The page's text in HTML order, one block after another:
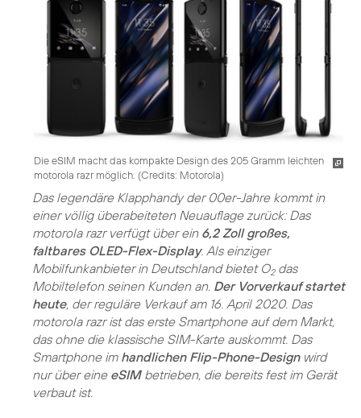
Die eSIM macht das kompakte Design des 205 Gramm leichten
motorola razr möglich. (Credits: Motorola)
Das legendäre Klapphandy der 00er-Jahre kommt in
einer völlig überabeiteten Neuauflage zurück: Das
motorola razr verfügt über ein 6,2 Zoll großes,
faltbares OLED-Flex-Display. Als einziger
Mobilfunkanbieter in Deutschland bietet O2das
Mobiltelefon seinen Kunden an. Der Vorverkauf startet
heute, der reguläre Verkauf am 16. April 2020. Das
motorola razr ist das erste Smartphone auf dem Markt,
das ohne die klassische SIM-Karte auskommt. Das
Smartphone im handlichen Flip-Phone-Designwird
nur über eine eSIMbetrieben, die bereits fest im Gerät
verbaut ist.